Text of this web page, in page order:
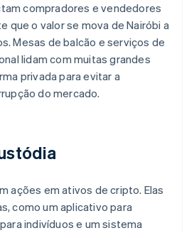
compradores e vendedores
que o valor se mova de Nairóbi a
Mesas de balcão e serviços de
lidam com muitas grandes
privada para evitar a
do mercado.
ações em ativos de cripto. Elas
como um aplicativo para
indivíduos e um sistema